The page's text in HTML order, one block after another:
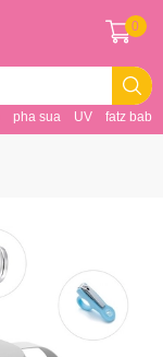
pha sua UV fatz baby
0